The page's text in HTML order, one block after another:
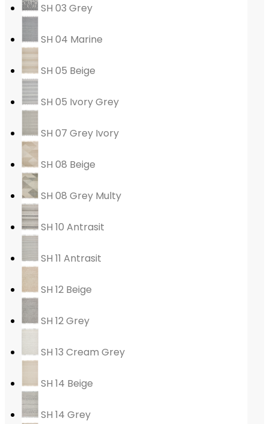
SH 03 Grey
SH 04 Marine
SH 05 Beige
SH 05 Ivory Grey
SH 07 Grey Ivory
SH 08 Beige
SH 08 Grey Multy
SH 10 Antrasit
SH 11 Antrasit
SH 12 Beige
SH 12 Grey
SH 13 Cream Grey
SH 14 Beige
SH 14 Grey